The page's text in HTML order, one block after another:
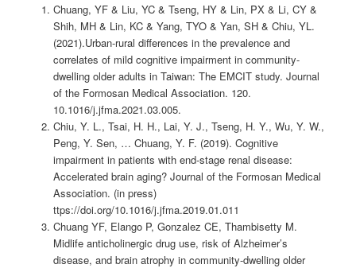
Chuang, YF & Liu, YC & Tseng, HY & Lin, PX & Li, CY &
Shih, MH & Lin, KC & Yang, TYO & Yan, SH & Chiu, YL.
(2021).Urban-rural differences in the prevalence and
correlates of mild cognitive impairment in community-
dwelling older adults in Taiwan: The EMCIT study. Journal
of the Formosan Medical Association. 120.
10.1016/j.jfma.2021.03.005.
Chiu, Y. L., Tsai, H. H., Lai, Y. J., Tseng, H. Y., Wu, Y. W.,
Peng, Y. Sen, … Chuang, Y. F. (2019). Cognitive
impairment in patients with end-stage renal disease:
Accelerated brain aging? Journal of the Formosan Medical
Association. (in press)
ttps://doi.org/10.1016/j.jfma.2019.01.011
Chuang YF, Elango P, Gonzalez CE, Thambisetty M.
Midlife anticholinergic drug use, risk of Alzheimer’s
disease, and brain atrophy in community-dwelling older